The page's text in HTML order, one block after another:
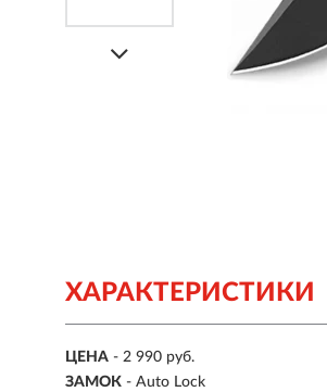
ХАРАКТЕРИСТИКИ
ЦЕНА - 2 990 руб.
ЗАМОК - Auto Lock